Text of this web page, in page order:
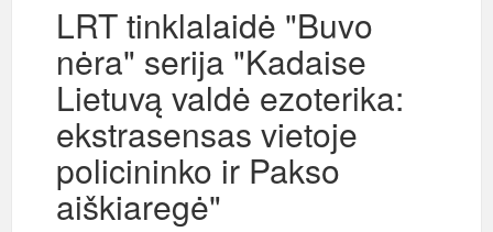
LRT tinklalaidė "Buvo
nėra" serija "Kadaise
Lietuvą valdė ezoterika:
ekstrasensas vietoje
policininko ir Pakso
aiškiaregė"